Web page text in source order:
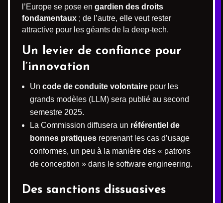
l’Europe se pose en gardien des droits
fondamentaux ; de l’autre, elle veut rester
attractive pour les géants de la deep-tech.
Un levier de confiance pour
l’innovation
Un code de conduite volontaire pour les
grands modèles (LLM) sera publié au second
semestre 2025.
La Commission diffusera un référentiel de
bonnes pratiques reprenant les cas d’usage
conformes, un peu à la manière des « patrons
de conception » dans le software engineering.
Des sanctions dissuasives